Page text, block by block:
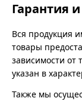
Гарантия
Вся продукция
товары
зависимости от
указан в
Также мы